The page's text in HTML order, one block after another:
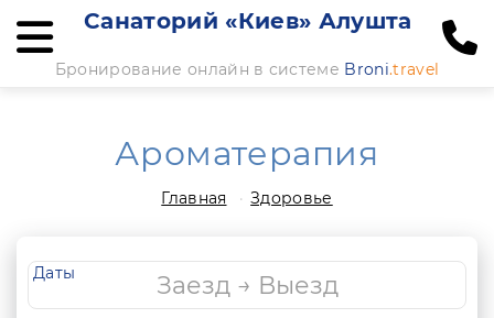
Санаторий «Киев» Алушта
Бронирование онлайн в системе Broni.travel
Ароматерапия
Главная Здоровье
Даты